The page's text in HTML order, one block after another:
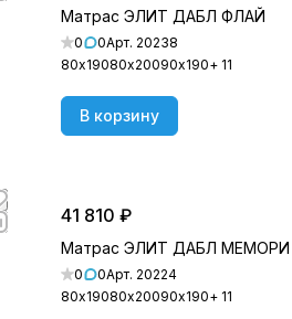
Матрас ЭЛИТ ДАБЛ ФЛАЙ
0 0Арт. 20238
80х19080х20090х190+ 11
В корзину
41 810 ₽
Матрас ЭЛИТ ДАБЛ МЕМОРИ
0 0Арт. 20224
80х19080х20090х190+ 11